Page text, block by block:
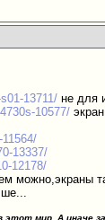
13711/ не для
10577/
13337/
12178/
этот мир. А иначе